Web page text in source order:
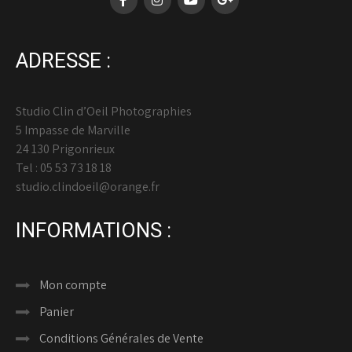
ADRESSE :
Studio Clin d’Oeil Photographies
5 Impasse de Marville
24 130 Prigonrieux
Tel : 05 53 73 18 18
studio.clindoeil@orange.fr
INFORMATIONS :
Mon compte
Panier
Conditions Générales de Vente